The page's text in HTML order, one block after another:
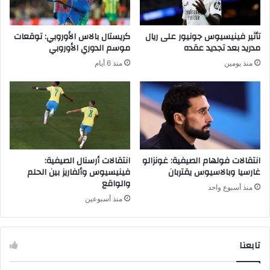
ن
ل
ا
س
ت
ا
ض
و
ا
ت
م
ج
ة
ت
ك
ه
ة
و
ي
تأثير فينيسيوس جونيور على ريال
مدريد بعد تجديد عقده
منذ يومين
كريستال بالاس الأوروبي: توقعات
موسم الدوري الأوروبي
منذ 6 أيام
انتقالات فولهام الصيفية: غونزالو
غارسيا وبالاسيوس يقتربان
منذ أسبوع واحد
انتقالات أرسنال الصيفية:
فينيسيوس وألفاريز بين الحلم
والواقع
منذ أسبوعين
تابعنا